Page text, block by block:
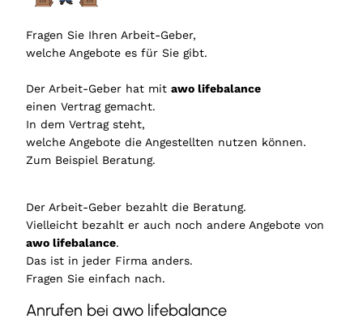
Fragen Sie Ihren Arbeit-Geber,
welche Angebote es für Sie gibt.
Der Arbeit-Geber hat mit awo lifebalance
einen Vertrag gemacht.
In dem Vertrag steht,
welche Angebote die Angestellten nutzen können.
Zum Beispiel Beratung.
Der Arbeit-Geber bezahlt die Beratung.
Vielleicht bezahlt er auch noch andere Angebote von
awo lifebalance.
Das ist in jeder Firma anders.
Fragen Sie einfach nach.
Anrufen bei awo lifebalance